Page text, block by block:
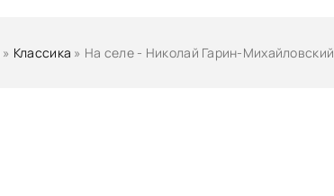
» Классика » На селе - Николай Гарин-Михайловский